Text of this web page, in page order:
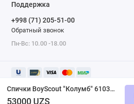
Спички BoyScout "Колумб" 61033 20шт
53000 UZS
Поддержка
+998 (71) 205-51-00
Обратный звонок
Пн-Вс: 10.00 -18.00